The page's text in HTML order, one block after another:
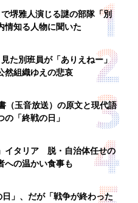
堺雅人演じる謎の部隊「別
情知る人物に聞いた
た別班員が「ありえねー」
組織ゆえの悲哀
（玉音放送）の原文と現代語
「終戦の日」
イタリア 脱・自治体任せの
への温かい食事も
」、だが「戦争が終わった